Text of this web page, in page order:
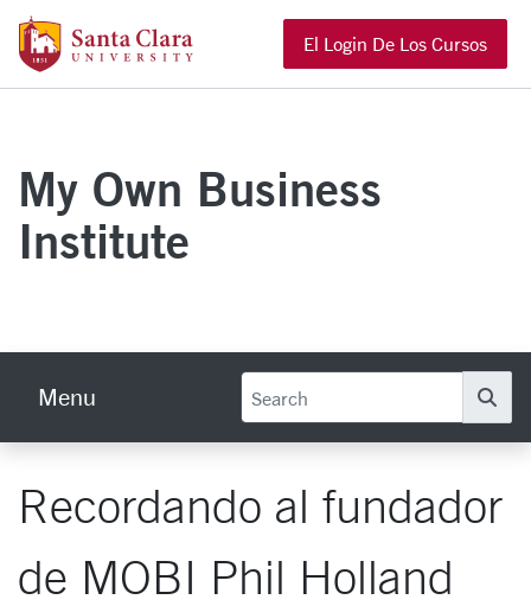
Skip to main content
Santa Clara University Homepage
El Login De Los Cursos
My Own Business
Institute
Menu
Recordando al fundador
de MOBI Phil Holland